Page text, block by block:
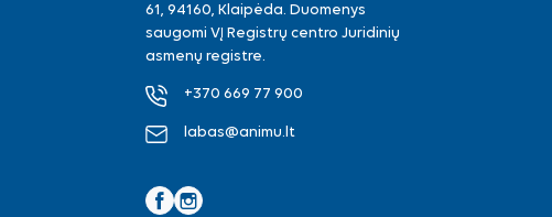
61, 94160, Klaipėda. Duomenys
saugomi VĮ Registrų centro Juridinių
asmenų registre.
+370 669 77 900
labas@animu.lt